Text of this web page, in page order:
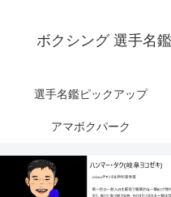
ボクシング 選手名
選手名鑑ピックアップ
アマボクパーク